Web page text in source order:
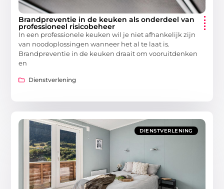
Brandpreventie in de keuken als onderdeel van
professioneel risicobeheer
In een professionele keuken wil je niet afhankelijk zijn
van noodoplossingen wanneer het al te laat is.
Brandpreventie in de keuken draait om vooruitdenken
en
Dienstverlening
DIENSTVERLENING